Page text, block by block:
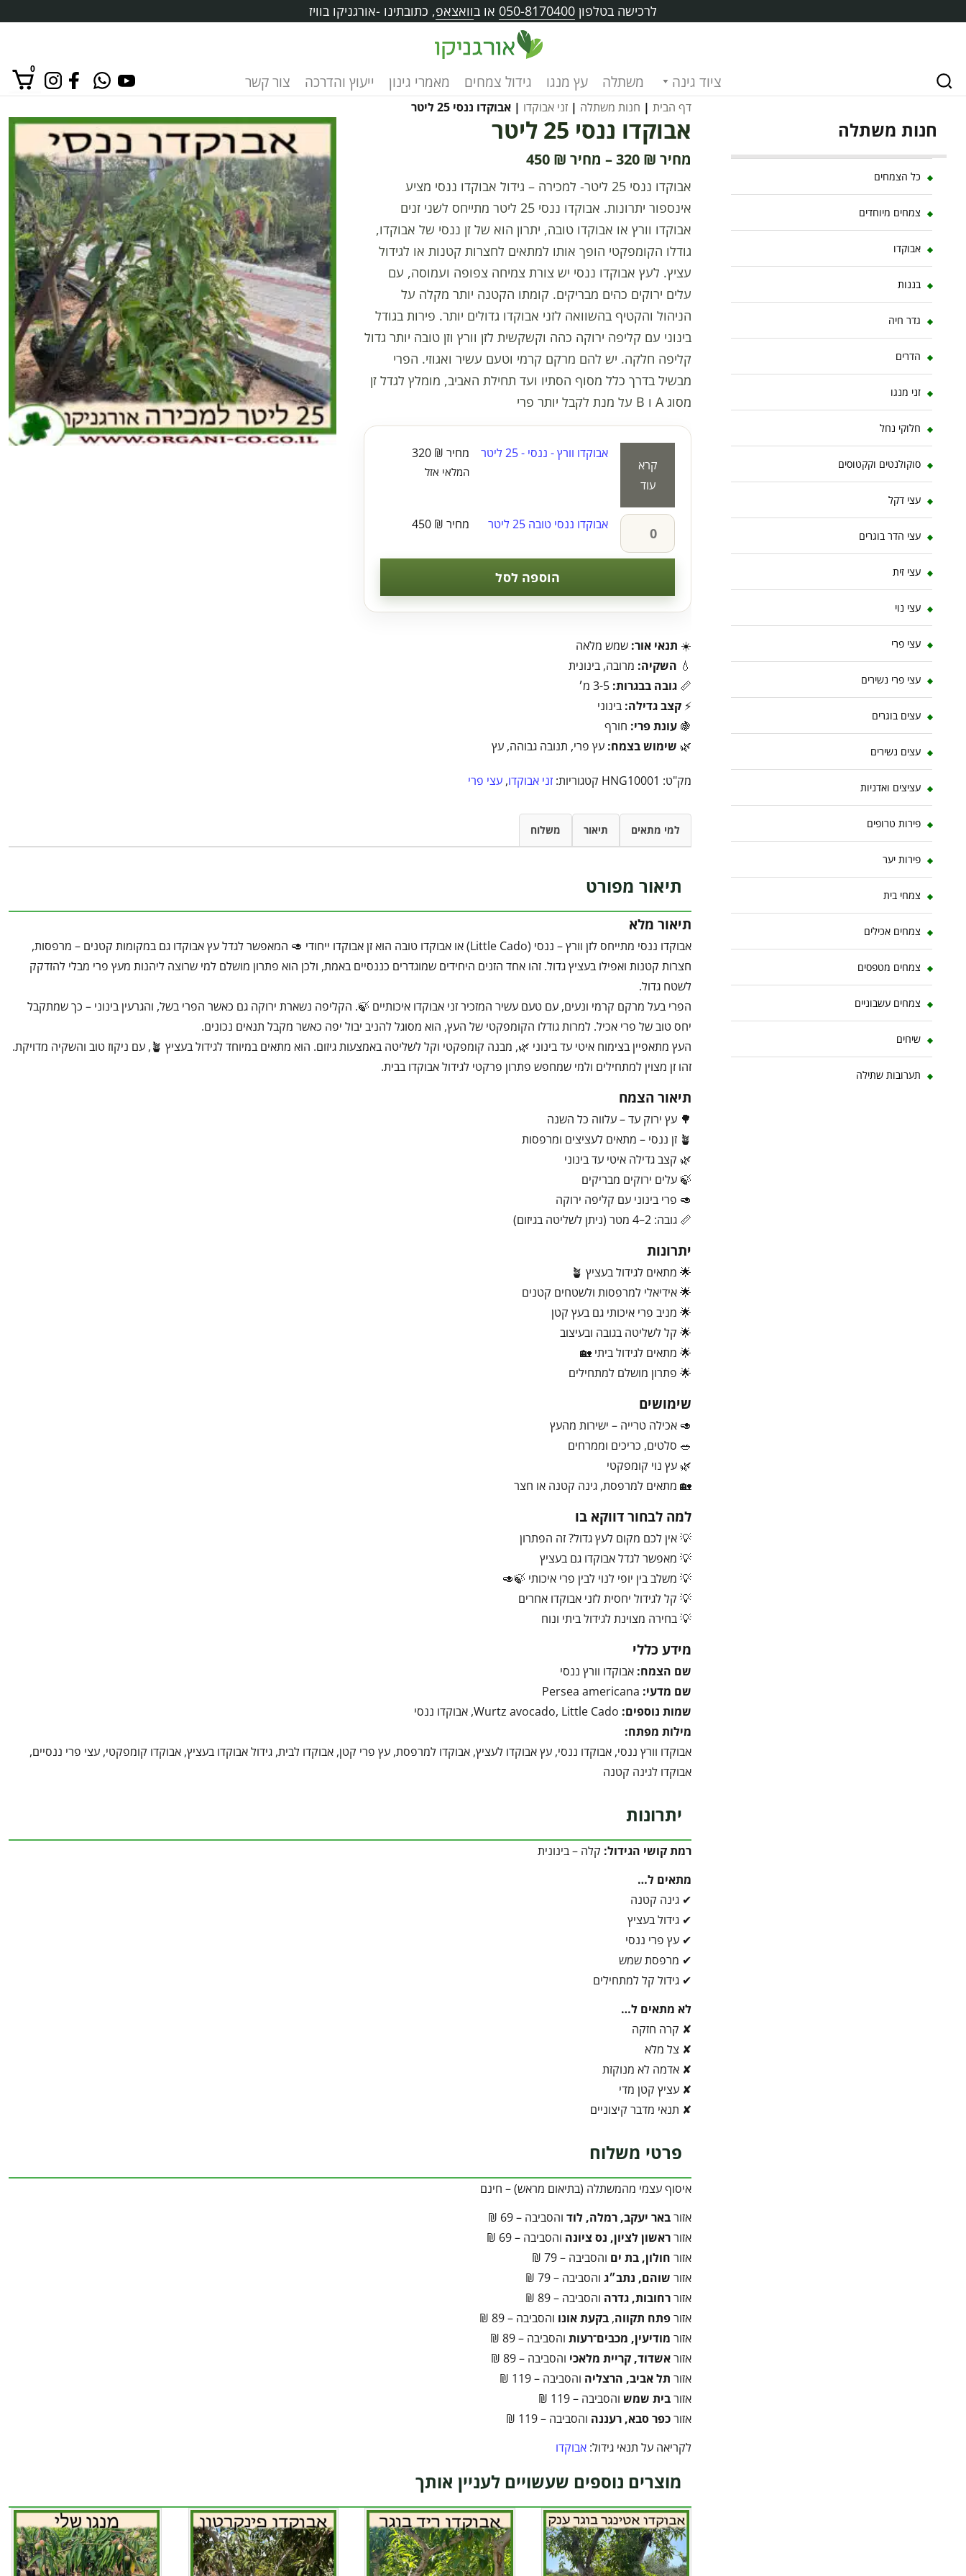
לרכישה בטלפון 050-8170400 או בוואצאפ, כתובתינו -אורגניקו בוויז
ציוד גינה משתלה עץ מנגו גידול צמחים מאמרי גינון ייעוץ והדרכה צור קשר
0
אין מוצרים בסל הקניות.
דף הבית| חנות משתלה | זני אבוקדו | אבוקדו ננסי 25 ליטר
אבוקדו ננסי 25 ליטר
320 ₪
–
450 ₪
אבוקדו ננסי 25 ליטר- למכירה – גידול אבוקדו ננסי מציע
אינספור יתרונות. אבוקדו ננסי 25 ליטר מתייחס לשני זנים
אבוקדו וורץ או אבוקדו טובה, יתרון הוא של זן ננסי של אבוקדו,
גודלו הקומפקטי הופך אותו למתאים לחצרות קטנות או לגידול
עציץ. לעץ אבוקדו ננסי יש צורת צמיחה צפופה ועמוסה, עם
עלים ירוקים כהים מבריקים. קומתו הקטנה יותר מקלה על
הניהול והקטיף בהשוואה לזני אבוקדו גדולים יותר. פירות בגודל
בינוני עם קליפה ירוקה כהה וקשקשית לזן וורץ וזן טובה יותר גדול
קליפה חלקה. יש להם מרקם קרמי וטעם עשיר ואגוזי. הפרי
מבשיל בדרך כלל מסוף הסתיו ועד תחילת האביב, מומלץ לגדל זן
מסוג A ו B על מנת לקבל יותר פרי
קרא
עוד
אבוקדו וורץ - ננסי - 25 ליטר 320 ₪
המלאי אזל
אבוקדו ננסי טובה 25 ליטר 450 ₪
הוספה לסל
☀️ תנאי אור: שמש מלאה
💧 השקיה: מרובה, בינונית
📏 גובה בבגרות: 3-5 מ׳
⚡ קצב גדילה: בינוני
🍇 עונת פרי: חורף
🌿 שימוש בצמח: עץ פרי, תנובה גבוהה, עץ
מק"ט: HNG10001 קטגוריות: זני אבוקדו, עצי פרי
למי מתאים תיאור משלוח
תיאור מפורט
תיאור מלא
אבוקדו ננסי מתייחס לזן וורץ – ננסי (Little Cado) או אבוקדו טובה הוא זן אבוקדו ייחודי 🥑 המאפשר לגדל עץ אבוקדו גם במקומות קטנים – מרפסות,
חצרות קטנות ואפילו בעציץ גדול. זהו אחד הזנים היחידים שמוגדרים כננסיים באמת, ולכן הוא פתרון מושלם למי שרוצה ליהנות מעץ פרי מבלי להזדקק
לשטח גדול.
הפרי בעל מרקם קרמי ונעים, עם טעם עשיר המזכיר זני אבוקדו איכותיים 🍃. הקליפה נשארת ירוקה גם כאשר הפרי בשל, והגרעין בינוני – כך שמתקבל
יחס טוב של פרי אכיל. למרות גודלו הקומפקטי של העץ, הוא מסוגל להניב יבול יפה כאשר מקבל תנאים נכונים.
העץ מתאפיין בצימוח איטי עד בינוני 🌿, מבנה קומפקטי וקל לשליטה באמצעות גיזום. הוא מתאים במיוחד לגידול בעציץ 🪴, עם ניקוז טוב והשקיה מדויקת.
זהו זן מצוין למתחילים ולמי שמחפש פתרון פרקטי לגידול אבוקדו בבית.
תיאור הצמח
🌳 עץ ירוק עד – עלווה כל השנה
🪴 זן ננסי – מתאים לעציצים ומרפסות
🌿 קצב גדילה איטי עד בינוני
🍃 עלים ירוקים מבריקים
🥑 פרי בינוני עם קליפה ירוקה
📏 גובה: 2–4 מטר (ניתן לשליטה בגיזום)
יתרונות
🌟 מתאים לגידול בעציץ 🪴
🌟 אידיאלי למרפסות ולשטחים קטנים
🌟 מניב פרי איכותי גם בעץ קטן
🌟 קל לשליטה בגובה ובעיצוב
🌟 מתאים לגידול ביתי 🏡
🌟 פתרון מושלם למתחילים
שימושים
🥑 אכילה טרייה – ישירות מהעץ
🥗 סלטים, כריכים וממרחים
🌿 עץ נוי קומפקטי
🏡 מתאים למרפסת, גינה קטנה או חצר
למה לבחור דווקא בו
💡 אין לכם מקום לעץ גדול? זה הפתרון
💡 מאפשר לגדל אבוקדו גם בעציץ
💡 משלב בין יופי לנוי לבין פרי איכותי 🍃🥑
💡 קל לגידול יחסית לזני אבוקדו אחרים
💡 בחירה מצוינת לגידול ביתי ונוח
מידע כללי
שם הצמח: אבוקדו וורץ ננסי
שם מדעי:
שמות נוספים:
מילות מפתח:
אבוקדו וורץ ננסי, אבוקדו ננסי, עץ אבוקדו לעציץ, אבוקדו למרפסת, עץ פרי קטן, אבוקדו לבית, גידול אבוקדו בעציץ, אבוקדו קומפקטי, עצי פרי ננסיים,
אבוקדו לגינה קטנה
יתרונות
רמת קושי הגידול: קלה – בינונית
מתאים ל…
✔ גינה קטנה
✔ גידול בעציץ
✔ עץ פרי ננסי
✔ מרפסת שמש
✔ גידול קל למתחילים
לא מתאים ל…
✘ קרה חזקה
✘ צל מלא
✘ אדמה לא מנוקזת
✘ עציץ קטן מדי
✘ תנאי מדבר קיצוניים
פרטי משלוח
איסוף עצמי מהמשתלה (בתיאום מראש) – חינם
אזורבאר יעקב, רמלה, לודוהסביבה – 69 ₪
אזורראשון לציון, נס ציונה והסביבה – 69 ₪
אזור חולון, בת ים והסביבה – 79 ₪
אזור שוהם, נתב״גוהסביבה – 79 ₪
אזוררחובות, גדרה והסביבה – 89 ₪
אזורפתח תקווה, בקעת אונו והסביבה – 89 ₪
אזור מודיעין, מכבים־רעותוהסביבה – 89 ₪
אזוראשדוד, קריית מלאכי והסביבה – 89 ₪
אזור תל אביב, הרצליה והסביבה – 119 ₪
אזורבית שמשוהסביבה – 119 ₪
אזורכפר סבא, רעננה והסביבה – 119 ₪
לקריאה על תנאי גידול: אבוקדו
מוצרים נוספים שעשויים לעניין אותך
חנות משתלה
כל הצמחים
צמחים מיוחדים
אבוקדו
בננות
גדר חיה
הדרים
זני מנגו
חלוקי נחל
סוקולנטים וקקטוסים
עצי דקל
עצי הדר בוגרים
עצי זית
עצי נוי
עצי פרי
עצי פרי נשירים
עצים בוגרים
עצים נשירים
עציצים ואדניות
פירות טרופים
פירות יער
צמחי בית
צמחים אכילים
צמחים מטפסים
צמחים עשבוניים
שיחים
תערובות שתילה